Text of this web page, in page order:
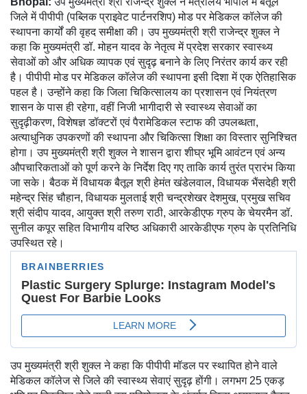
जिले में पीपीपी (पब्लिक प्राइवेट पार्टनरशिप) मोड पर मेडिकल कॉलेज की
स्थापना कार्यों की वृहद समीक्षा की। उप मुख्यमंत्री श्री राजेन्द्र शुक्ल ने
कहा कि मुख्यमंत्री डॉ. मोहन यादव के नेतृत्व में प्रदेश सरकार स्वास्थ्य
सेवाओं को और अधिक व्यापक एवं सुदृढ़ बनाने के लिए निरंतर कार्य कर रही
है। पीपीपी मोड पर मेडिकल कॉलेज की स्थापना इसी दिशा में एक ऐतिहासिक
पहल है। उन्होंने कहा कि जिला चिकित्सालय का प्रशासन एवं नियंत्रण
शासन के पास ही रहेगा, वहीं निजी भागीदारी से स्वास्थ्य सेवाओं का
सुदृढ़ीकरण, विशेषज्ञ डॉक्टरों एवं पैरामेडिकल स्टाफ की उपलब्धता,
अत्याधुनिक उपकरणों की स्थापना और चिकित्सा शिक्षा का विस्तार सुनिश्चित
होगा। उप मुख्यमंत्री श्री शुक्ल ने शासन द्वारा शीघ्र भूमि आवंटन एवं अन्य
औपचारिकताओं को पूर्ण करने के निर्देश दिए गए ताकि कार्य तुरंत प्रारंभ किया
जा सके। बैठक में विधायक बैतूल श्री हेमंत खंडेलवाल, विधायक भैंसदेही श्री
महेन्द्र सिंह चौहान, विधायक मुलताई श्री चन्द्रशेखर देशमुख, प्रमुख सचिव
श्री संदीप यादव, आयुक्त श्री तरुण राठी, आरकेडीएफ ग्रुप के चेयरमैन डॉ.
सुनील कपूर सहित विभागीय वरिष्ठ अधिकारी आरकेडीएफ ग्रुप के प्रतिनिधि
उपस्थित रहे।
उप मुख्यमंत्री श्री शुक्ल ने कहा कि पीपीपी मॉडल पर स्थापित होने वाले
मेडिकल कॉलेज से जिले की स्वास्थ्य सेवाएं सुदृढ़ होंगी। लगभग 25 एकड़